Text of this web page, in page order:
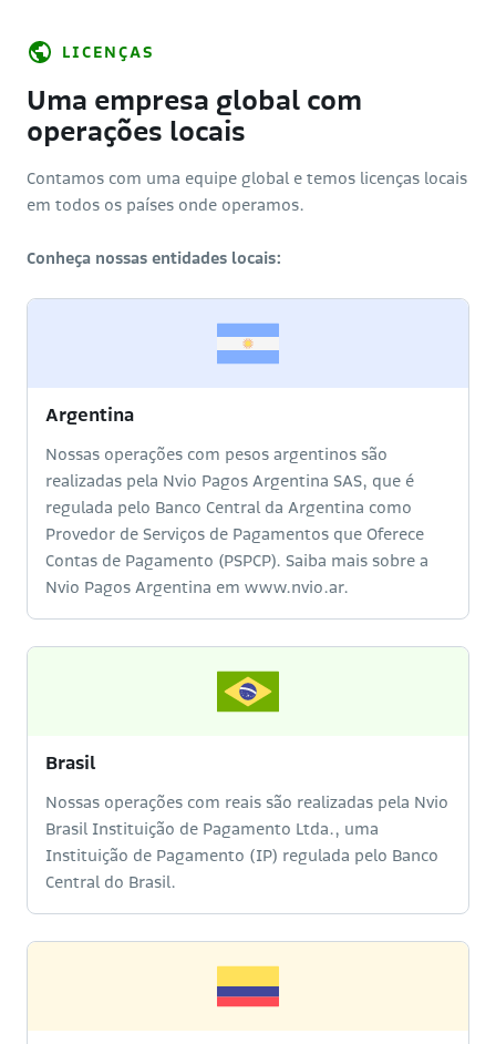
LICENÇAS
Uma empresa global com
operações locais
Contamos com uma equipe global e temos licenças locais
em todos os países onde operamos.
Conheça nossas entidades locais:
Argentina
Nossas operações com pesos argentinos são
realizadas pela Nvio Pagos Argentina SAS, que é
regulada pelo Banco Central da Argentina como
Provedor de Serviços de Pagamentos que Oferece
Contas de Pagamento (PSPCP). Saiba mais sobre a
Nvio Pagos Argentina em www.nvio.ar.
Brasil
Nossas operações com reais são realizadas pela Nvio
Brasil Instituição de Pagamento Ltda., uma
Instituição de Pagamento (IP) regulada pelo Banco
Central do Brasil.